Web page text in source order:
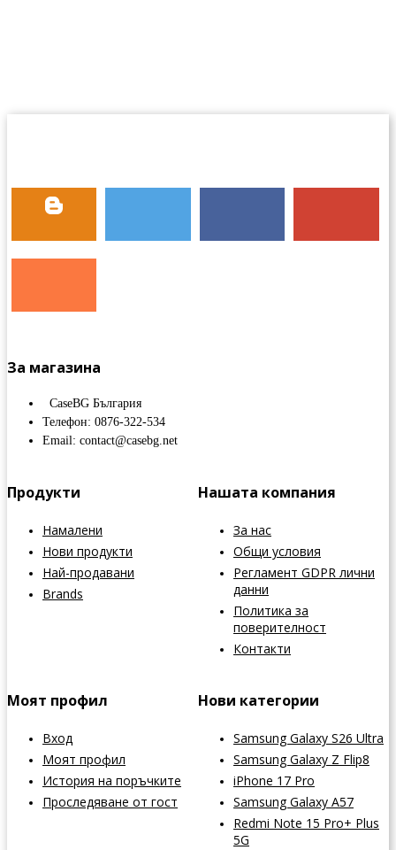
За магазина
CaseBG България
Телефон: 0876-322-534
Email: contact@casebg.net
Продукти
Намалени
Нови продукти
Най-продавани
Brands
Нашата компания
За нас
Общи условия
Регламент GDPR лични
данни
Политика за
поверителност
Контакти
Моят профил
Вход
Моят профил
История на поръчките
Проследяване от гост
Нови категории
Samsung Galaxy S26 Ultra
Samsung Galaxy Z Flip8
iPhone 17 Pro
Samsung Galaxy A57
Redmi Note 15 Pro+ Plus
5G